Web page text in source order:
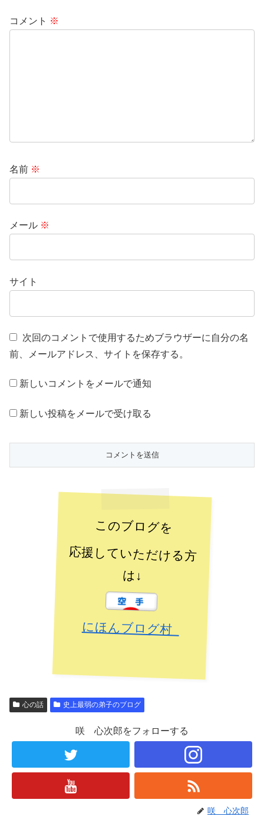
コメント ※
名前 ※
メール ※
サイト
次回のコメントで使用するためブラウザーに自分の名
前、メールアドレス、サイトを保存する。
新しいコメントをメールで通知
新しい投稿をメールで受け取る
このブログを
応援していただける方
は↓
にほんブログ村
心の話 史上最弱の弟子のブログ
咲 心次郎をフォローする
咲 心次郎